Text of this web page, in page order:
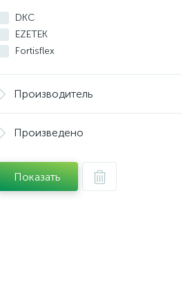
DKC
EZETEK
Fortisflex
Производитель
Произведено
Показать